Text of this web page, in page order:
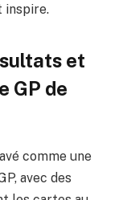
inspire.
et
GP de
comme une
avec des